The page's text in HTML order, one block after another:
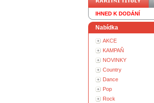
IHNED K DODÁNÍ
Nabídka
AKCE
KAMPAŇ
NOVINKY
Country
Dance
Pop
Rock